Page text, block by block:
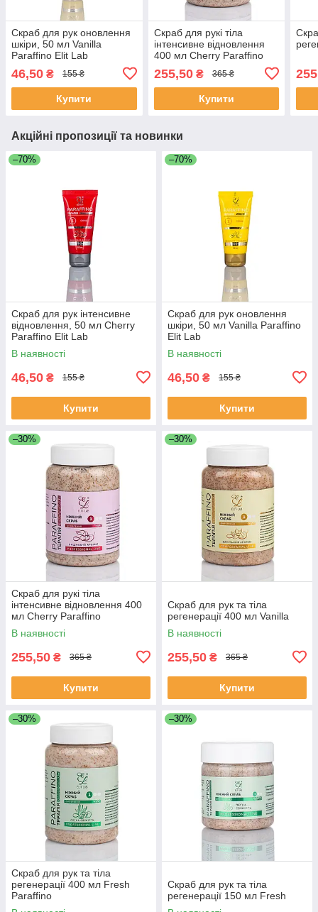
Скраб для рук оновлення
шкіри, 50 мл Vanilla
Paraffino Elit Lab
46,50 ₴ 155 ₴
Купити
Скраб для рукі тіла
інтенсивне відновлення
400 мл Cherry Paraffino
255,50₴ 365 ₴
Купити
Акційні пропозиції та новинки
–70%
Скраб для рук інтенсивне
відновлення, 50 мл Cherry
Paraffino Elit Lab
В наявності
46,50 ₴ 155 ₴
Купити
–70%
Скраб для рук оновлення
шкіри, 50 мл Vanilla Paraffino
Elit Lab
В наявності
46,50 ₴ 155 ₴
Купити
–30%
Скраб для рукі тіла
інтенсивне відновлення 400
мл Cherry Paraffino
В наявності
255,50 ₴ 365 ₴
Купити
–30%
Скраб для рук та тіла
регенерації 400 мл Vanilla
В наявності
255,50 ₴ 365 ₴
Купити
–30%
Скраб для рук та тіла
регенерації 400 мл Fresh
Paraffino
–30%
Скраб для рук та тіла
регенерації 150 мл Fresh